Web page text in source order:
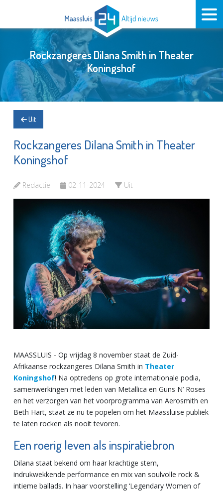
Rockzangeres Dilana Smith in Theater
Koningshof
Uit
Rockzangeres Dilana Smith in Theater
Koningshof
Redactie 02-11-2024 Uit
MAASSLUIS - Op vrijdag 8 november staat de Zuid-
Afrikaanse rockzangeres Dilana Smith in Theater
Koningshof! Na optredens op grote internationale podia,
samenwerkingen met leden van Metallica en Guns N’ Roses
en het verzorgen van het voorprogramma van Aerosmith en
Beth Hart, staat ze nu te popelen om het Maassluise publiek
te laten rocken als nooit tevoren.
Een roerig leven als inspiratiebron
Dilana staat bekend om haar krachtige stem,
indrukwekkende performance en mix van soulvolle rock &
intieme ballads. In haar voorstelling ‘Legendary Women of